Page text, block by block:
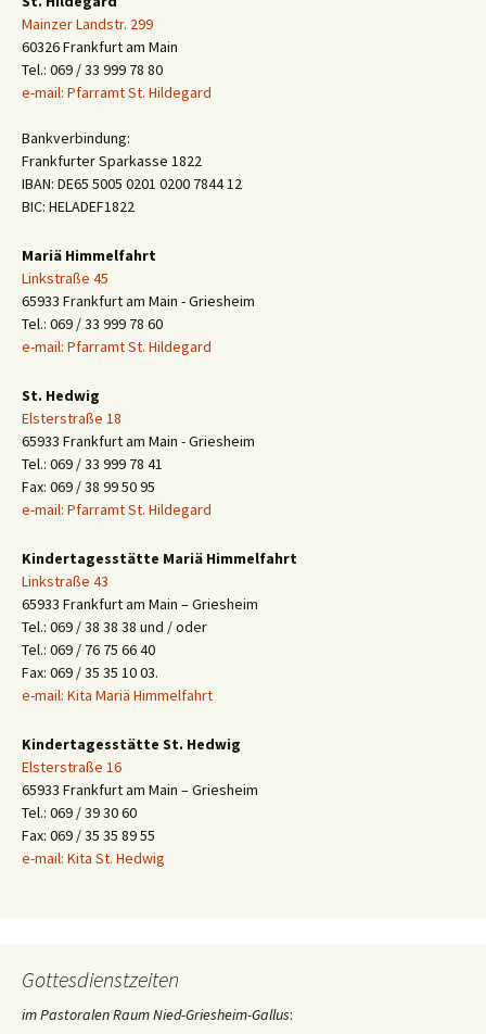
Mainzer Landstr. 299
60326 Frankfurt am Main
Tel.: 069 / 33 999 78 80
e-mail: Pfarramt St. Hildegard
Bankverbindung:
Frankfurter Sparkasse 1822
IBAN: DE65 5005 0201 0200 7844 12
BIC: HELADEF1822
Mariä Himmelfahrt
Linkstraße 45
65933 Frankfurt am Main - Griesheim
Tel.: 069 / 33 999 78 60
e-mail: Pfarramt St. Hildegard
St. Hedwig
Elsterstraße 18
65933 Frankfurt am Main - Griesheim
Tel.: 069 / 33 999 78 41
Fax: 069 / 38 99 50 95
e-mail: Pfarramt St. Hildegard
Kindertagesstätte Mariä Himmelfahrt
Linkstraße 43
65933 Frankfurt am Main – Griesheim
Tel.: 069 / 38 38 38 und / oder
Tel.: 069 / 76 75 66 40
Fax: 069 / 35 35 10 03.
e-mail: Kita Mariä Himmelfahrt
Kindertagesstätte St. Hedwig
Elsterstraße 16
65933 Frankfurt am Main – Griesheim
Tel.: 069 / 39 30 60
Fax: 069 / 35 35 89 55
e-mail: Kita St. Hedwig
Gottesdienstzeiten
im Pastoralen Raum Nied-Griesheim-Gallus: